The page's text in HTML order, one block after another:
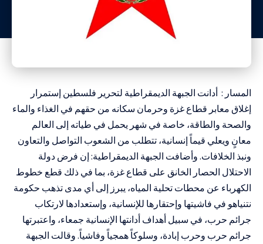
المسار : أدانت الجبهة الديمقراطية لتحرير فلسطين إستمرار
إغلاق معابر قطاع غزة وحرمان سكانه من حقهم في الغذاء والماء
والصحة والطاقة، خاصة في شهر يحمل في طياته إلى العالم
معانٍ ويعلي قيماً إنسانية، تتطلب من الشعوب التواصل والتعاون
ونبذ الخلافات. وأضافت الجبهة الديمقراطية: إن فرض دولة
الاحتلال الحصار الخانق على قطاع غزة، بما في ذلك قطع خطوط
الكهرباء عن محطات تحلية المياه، يبرز إلى أي مدى تذهب حكومة
نتنياهو في فاشيتها وإحتقارها للإنسانية، وإستعدادها لارتكاب
جرائم حرب، في سبيل أهداف أدانتها الإنسانية جمعاء، واعتبرتها
جرائم حرب وحرب إبادة، وسلوكاً همجياً وفاشياً. وقالت الجبهة